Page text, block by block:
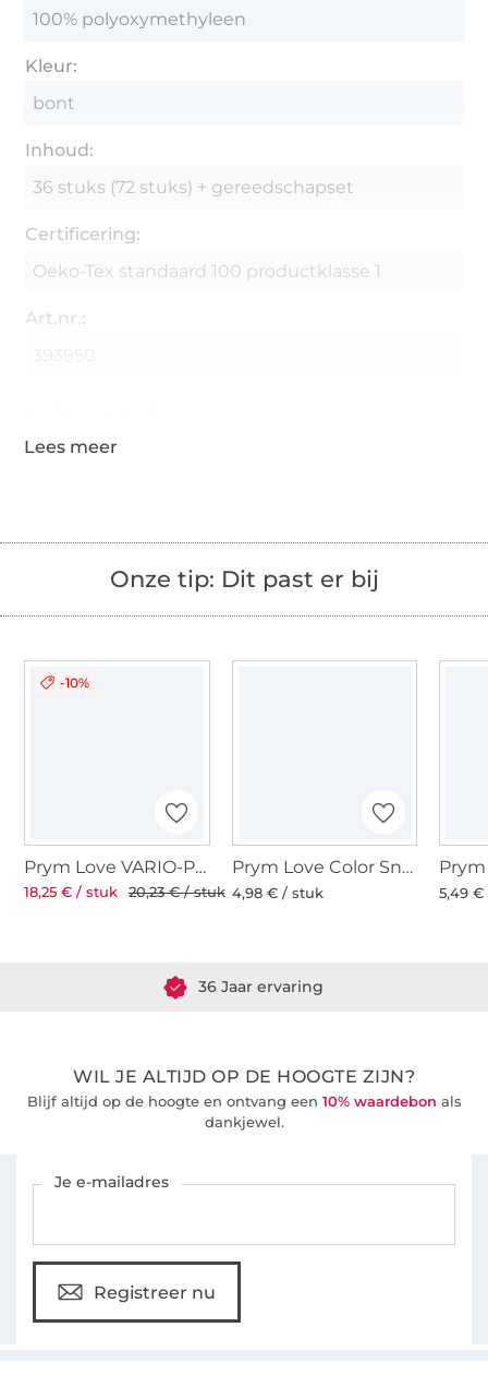
100% polyoxymethyleen
Kleur:
bont
Inhoud:
36 stuks (72 stuks) + gereedschapset
Certificering:
Oeko-Tex standaard 100 productklasse 1
Art.nr.:
Onze tip: Dit past er bij
-10%
Prym Love VARIO-Pliers
18,25 € / stuk 20,23 € / stuk
Prym Love Color Snaps Mini Tool Set
4,98 € / stuk 5,49
36 Jaar ervaring
WIL JE ALTIJD OP DE HOOGTE ZIJN?
Blijf altijd op de hoogte en ontvang een 10% waardebon als
dankjewel.
Je e-mailadres
Registreer nu